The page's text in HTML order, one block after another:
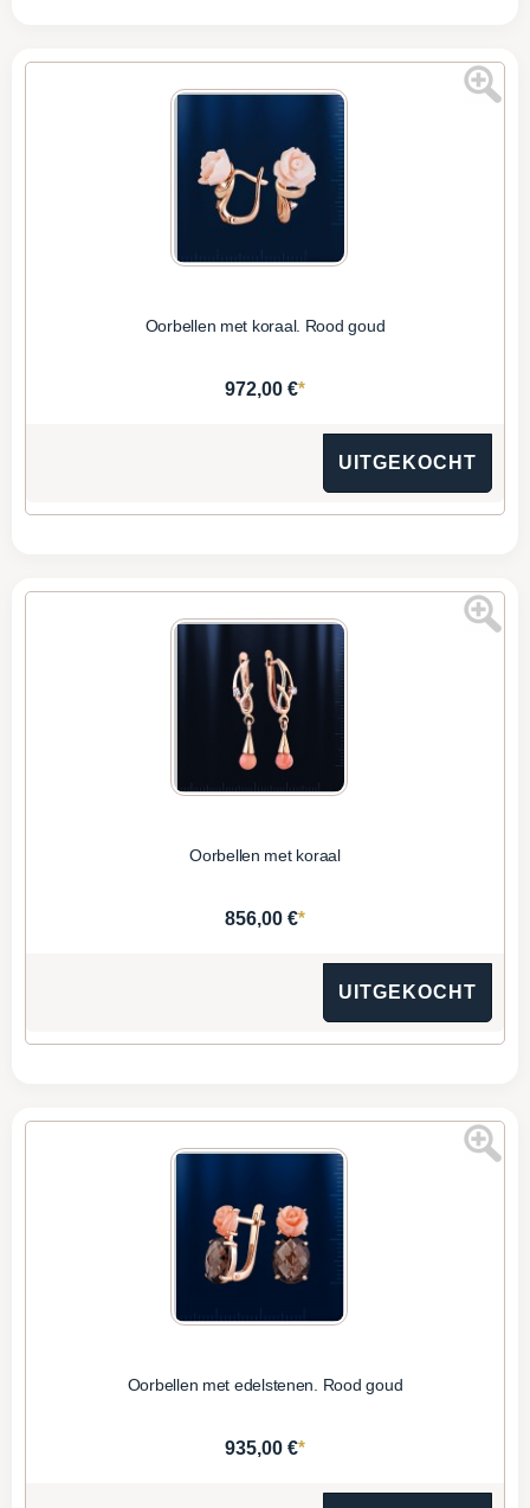
Oorbellen met koraal. Rood goud
972,00 €*
UITGEKOCHT
Oorbellen met koraal
856,00 €*
UITGEKOCHT
Oorbellen met edelstenen. Rood goud
935,00 €*